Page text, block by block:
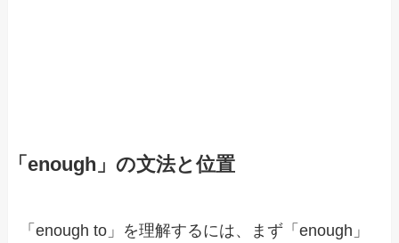
「enough」の文法と位置
「enough to」を理解するには、まず「enough」